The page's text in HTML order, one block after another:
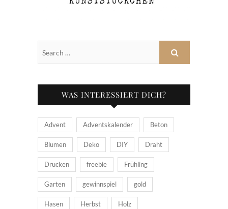
WAS INTERESSIERT DICH?
Advent Adventskalender Beton
Blumen Deko DIY Draht
Drucken freebie Frühling
Garten gewinnspiel gold
Hasen Herbst Holz